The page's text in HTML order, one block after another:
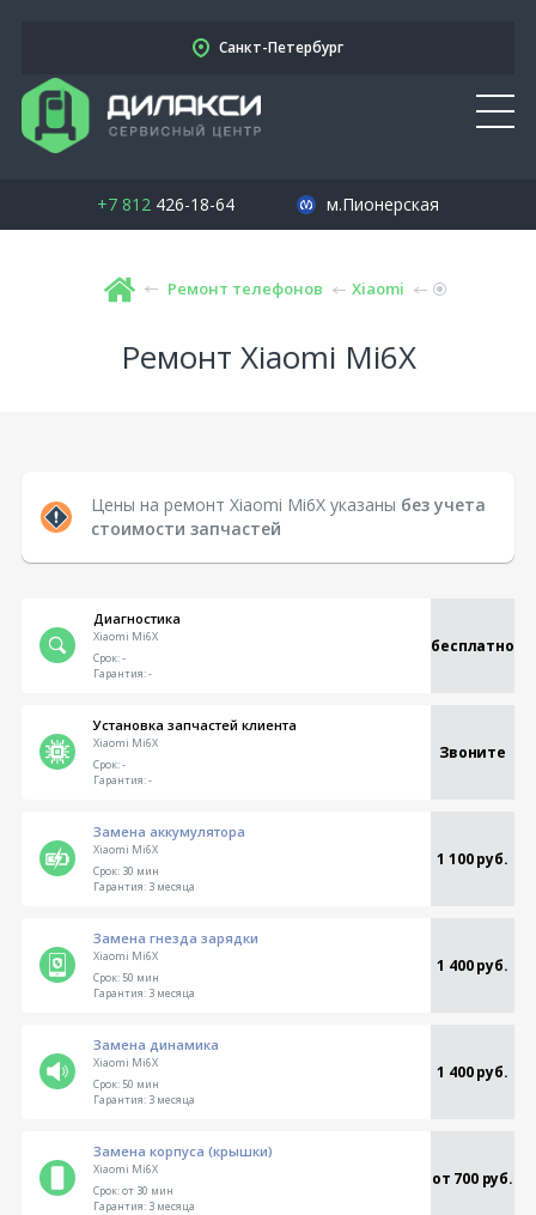
Санкт-Петербург
+7 812426-18-64 м.Пионерская
Ремонт телефонов Xiaomi
Ремонт Xiaomi Mi6X
Цены на ремонт Xiaomi Mi6X указаны без учета
стоимости запчастей
Диагностика
Xiaomi Mi6X бесплатно
Срок:-
Гарантия:-
Установка запчастей клиента
Xiaomi Mi6X Звоните
Срок:-
Гарантия:-
Замена аккумулятора
Xiaomi Mi6X 1 100 руб.
Срок:30 мин
Гарантия:3 месяца
Замена гнезда зарядки
Xiaomi Mi6X 1 400 руб.
Срок:50 мин
Гарантия:3 месяца
Замена динамика
Xiaomi Mi6X 1 400 руб.
Срок:50 мин
Гарантия:3 месяца
Замена корпуса (крышки)
Xiaomi Mi6X от 700 руб.
Срок:от 30 мин
Гарантия:3 месяца